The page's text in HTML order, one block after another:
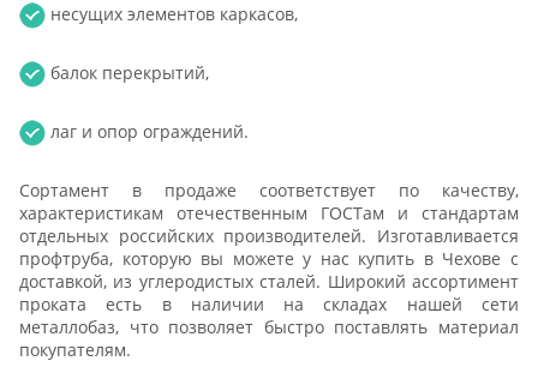
несущих элементов каркасов,
балок перекрытий,
лаг и опор ограждений.
Сортамент в продаже соответствует по качеству,
характеристикам отечественным ГОСТам и стандартам
отдельных российских производителей. Изготавливается
профтруба, которую вы можете у нас купить в Чехове с
доставкой, из углеродистых сталей. Широкий ассортимент
проката есть в наличии на складах нашей сети
металлобаз, что позволяет быстро поставлять материал
покупателям.